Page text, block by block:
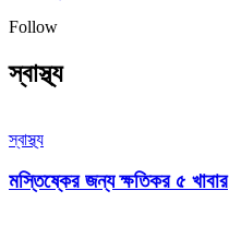
Follow
স্বাস্থ্য
স্বাস্থ্য
মস্তিষ্কের জন্য ক্ষতিকর ৫ খাবার